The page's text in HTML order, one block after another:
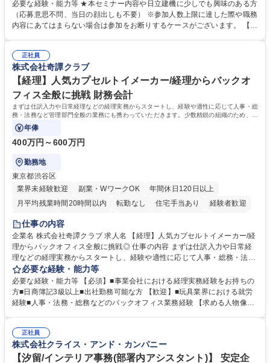
報等をお伝えします。 【セミナー内容】■地域説明、周辺施設情報を中心
にお伝えし、住宅相場や実際に社員がどの地域に住んでどのような生活を
しているのかについてもお伝えします。日立建機には借上げ部屋制度、住
参加時のお顔出しも不要です。ぜひ、お気軽にエントリーください。 募集
職種 【9/2(水)19:00開催】応募意思不問WEBセミナー/総合職★8/26応募
〆
必要な経験・能力等 ★本セミナー内容や日立建機に少しでも興味のある方
（応募意思不問、当日の顔出しも不要） ※参加人数上限に達した際や職務
内容にあてはまらない場合は参加をお断りするケースがございます。 【主
格：正社員
株式会社奇譚クラブ
【経理】人気カプセルトイメーカー/経理からバックオ
フィス全般に挑戦 財務会計
まずは仕訳入力や日常経理などの経理実務からスタートし、経験や適性に応じて人事・総
務・法務など管理部門全般の業務にも携わっていただきます。少数精鋭の組織のため、管
理部門責任者のもとで幅広い実務経験を
年俸
400万円～600万円
勤務地
東京都渋谷区
業界未経験歓迎
副業・WワークOK
年間休日120日以上
月平均残業時間20時間以内
転勤なし 住宅手当あり
経験者歓迎
退職金あり
仕事の内容
企業名 株式会社奇譚クラブ 求人名 【経理】人気カプセルトイメーカー/経
理からバックオフィス全般に挑戦◎ 仕事の内容 まずは仕訳入力や日常経
理などの経理実務からスタートし、経験や適性に応じて人事・総務・法務
など管理部門全般の業務にも携わっていただきます。少数精鋭の組織のた
め、管理部門責任者のもとで幅広い実務経験を 積みながら、バックオフィ
ス全般の知識・経験を身につけられるポジションです。 【業務詳細】 ■会
計ソフト（弥生会計）への仕訳入力■請求書の処理、経費精算 ■売掛金・
般へ携わっていただく予定です。 募集職種 【経理】人気カプセルトイメ
ーカー/経理からバックオフィス全般に挑戦◎
必要な経験・能力等
必要な経験・能力等 【必須】■事業会社における経理実務経験をお持ちの
方■日商簿記3級以上■出社勤務可能な方 【歓迎】■玩具業界における就労
経験■人事・法務・総務などのバックオフィス業務経験 【求める人物像】
・周囲の状況を見ながら、先回りして業務に取り組める方 ・少人数組織な
らではの変化を前向きに楽しめる方 学歴・資格 学歴：大学院 大学 高専 短
大 専修学校 高校 語学力： 資格：日商簿記検定3級 日商簿記検定2級
正社員
株式会社クライス・アンド・カンパニー
【汐留/インテリア事務(部署内アシスタント)】 安定企